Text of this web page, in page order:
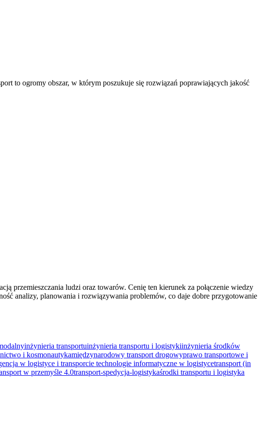
to ogromy obszar, w którym poszukuje się rozwiązań poprawiających jakość
przemieszczania ludzi oraz towarów. Cenię ten kierunek za połączenie wiedzy
analizy, planowania i rozwiązywania problemów, co daje dobre przygotowanie
inżynieria transportuinżynieria transportu i logistykiinżynieria środków
i kosmonautykamiędzynarodowy transport drogowyprawo transportowe i
w logistyce i transporcie technologie informatyczne w logistycetransport (in
w przemyśle 4.0transport-spedycja-logistykaśrodki transportu i logistyka